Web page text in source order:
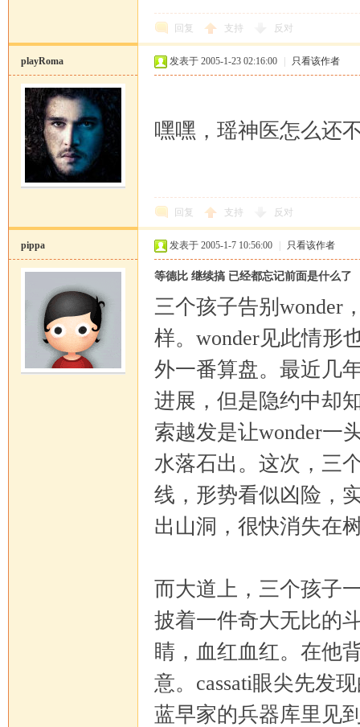
回复 支持 反对
playRoma 发表于 2005-1-23 02:16:00 只看该作者
嘿嘿，瑶神医怎么还
回复 支持 反对
pippa 发表于 2005-1-7 10:56:00 只看该作者
等德比 继续搞 已经都忘记前面是什么了
三个孩子告别wonder
样。wonder见此情形
外一番算盘。最近几
进展，但是隐约中却
索越发是让wonder一
水落石出。这次，三
线，形势看似凶险，
出山洞，很快消失在
而大道上，三个孩子
披着一件奇大无比的
睛，血红血红。在他
意。cassati眼尖先发
蓝早家的兵器库里见